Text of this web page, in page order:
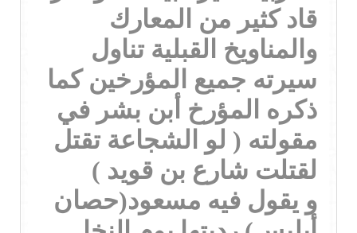
قاد كثير من المعارك
والمناويخ القبلية تناول
سيرته جميع المؤرخين كما
ذكره المؤرخ أبن بشر في
مقولته ( لو الشجاعة تقتل
لقتلت شارع بن قويد )
و يقول فيه مسعود(حصان